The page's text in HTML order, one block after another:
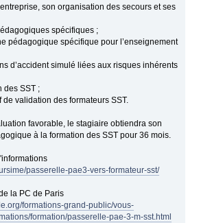
son organisation des secours et ses
spécifiques ;
pédagogique spécifique pour l’enseignement
d’accident simulé liées aux risques inhérents
des SST ;
validation des formateurs SST.
favorable, le stagiaire obtiendra son
à la formation des SST pour 36 mois.
passerelle-pae3-vers-formateur-sst/
la PC de Paris
formations-grand-public/vous-
formation/passerelle-pae-3-m-sst.html